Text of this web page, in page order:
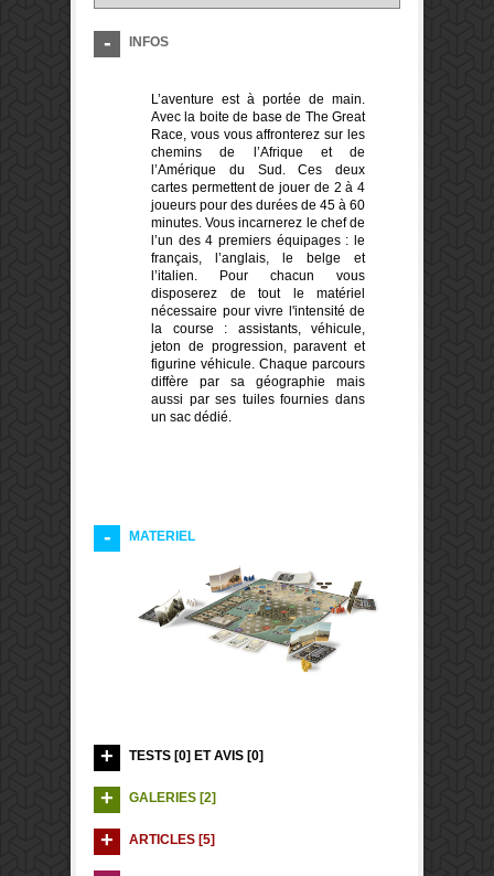
INFOS
L’aventure est à portée de main.
Avec la boite de base de The Great
Race, vous vous affronterez sur les
chemins de l’Afrique et de
l’Amérique du Sud. Ces deux
cartes permettent de jouer de 2 à 4
joueurs pour des durées de 45 à 60
minutes. Vous incarnerez le chef de
l’un des 4 premiers équipages : le
français, l’anglais, le belge et
l’italien. Pour chacun vous
disposerez de tout le matériel
nécessaire pour vivre l'intensité de
la course : assistants, véhicule,
jeton de progression, paravent et
figurine véhicule. Chaque parcours
diffère par sa géographie mais
aussi par ses tuiles fournies dans
un sac dédié.
MATERIEL
TESTS [0] ET AVIS [0]
GALERIES [2]
ARTICLES [5]